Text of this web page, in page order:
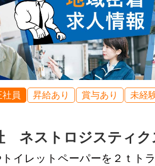
00:00
社員 昇給あり 賞与あり 未経
ネストロジスティク
イレットペーパーを２ｔト